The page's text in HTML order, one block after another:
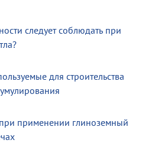
следует соблюдать при
для строительства
применении глиноземный